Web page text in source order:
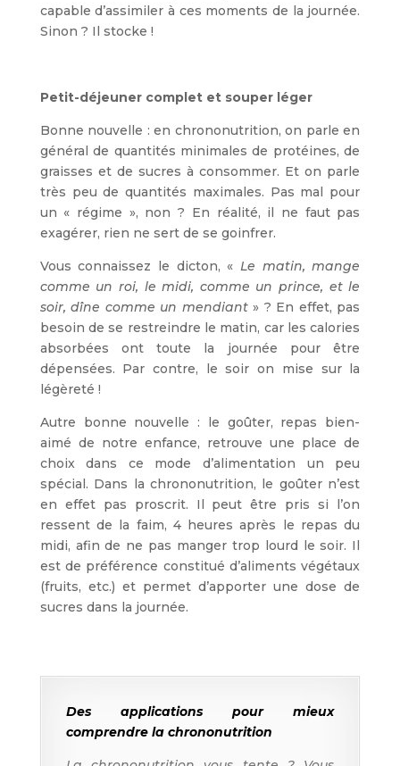
capable d’assimiler à ces moments de la journée.
Sinon ? Il stocke !
Petit-déjeuner complet et souper léger
Bonne nouvelle : en chrononutrition, on parle en
général de quantités minimales de protéines, de
graisses et de sucres à consommer. Et on parle
très peu de quantités maximales. Pas mal pour
un « régime », non ? En réalité, il ne faut pas
exagérer, rien ne sert de se goinfrer.
Vous connaissez le dicton, « Le matin, mange
comme un roi, le midi, comme un prince, et le
soir, dîne comme un mendiant» ? En effet, pas
besoin de se restreindre le matin, car les calories
absorbées ont toute la journée pour être
dépensées. Par contre, le soir on mise sur la
légèreté !
Autre bonne nouvelle : le goûter, repas bien-
aimé de notre enfance, retrouve une place de
choix dans ce mode d’alimentation un peu
spécial. Dans la chrononutrition, le goûter n’est
en effet pas proscrit. Il peut être pris si l’on
ressent de la faim, 4 heures après le repas du
midi, afin de ne pas manger trop lourd le soir. Il
est de préférence constitué d’aliments végétaux
(fruits, etc.) et permet d’apporter une dose de
sucres dans la journée.
Des applications pour mieux
comprendre la chrononutrition